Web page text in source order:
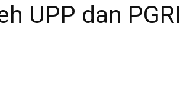
UPP dan PGRI